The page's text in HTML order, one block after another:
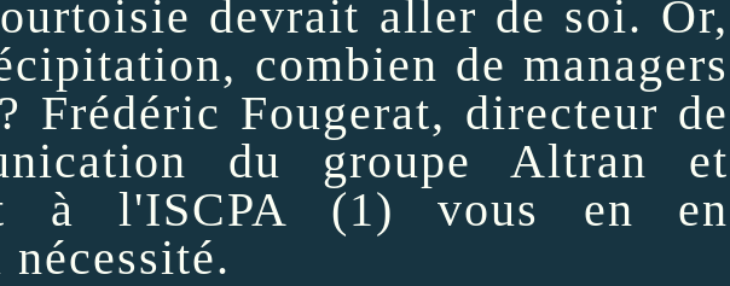
devrait aller de soi. Or,
combien de managers
Frédéric Fougerat, directeur de
du groupe Altran et
à l'ISCPA (1) vous en en